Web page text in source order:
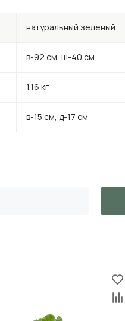
натуральный зеленый
в-92 см, ш-40 см
1,16 кг
в-15 см, д-17 см